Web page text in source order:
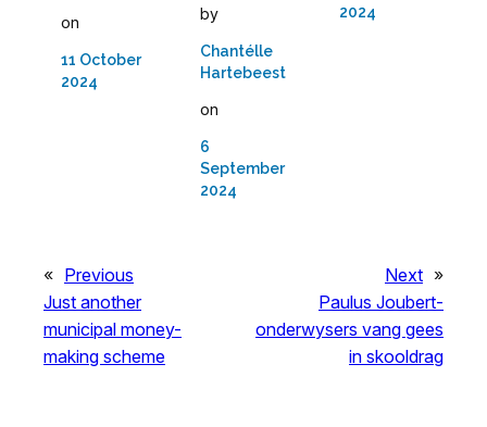
on
11 October
2024
by
Chantélle
Hartebeest
on
6
September
2024
2024
« Previous
Just another
municipal money-
making scheme
Next »
Paulus Joubert-
onderwysers vang gees
in skooldrag